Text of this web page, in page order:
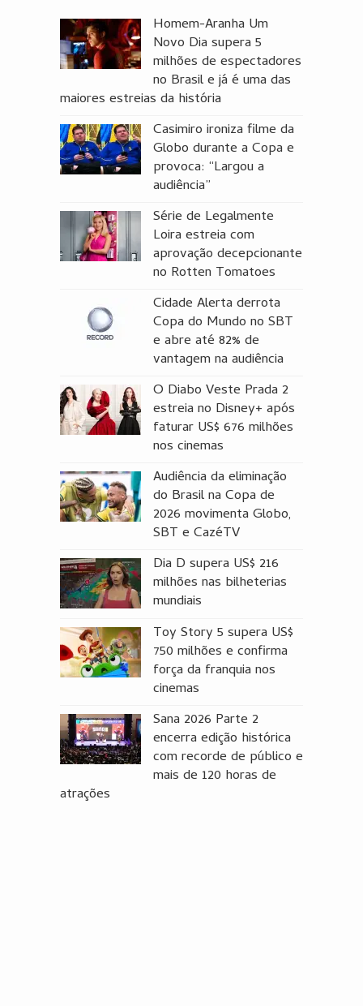
Homem-Aranha Um
Novo Dia supera 5
milhões de espectadores
no Brasil e já é uma das
maiores estreias da história
Casimiro ironiza filme da
Globo durante a Copa e
provoca: “Largou a
audiência”
Série de Legalmente
Loira estreia com
aprovação decepcionante
no Rotten Tomatoes
Cidade Alerta derrota
Copa do Mundo no SBT
e abre até 82% de
vantagem na audiência
O Diabo Veste Prada 2
estreia no Disney+ após
faturar US$ 676 milhões
nos cinemas
Audiência da eliminação
do Brasil na Copa de
2026 movimenta Globo,
SBT e CazéTV
Dia D supera US$ 216
milhões nas bilheterias
mundiais
Toy Story 5 supera US$
750 milhões e confirma
força da franquia nos
cinemas
Sana 2026 Parte 2
encerra edição histórica
com recorde de público e
mais de 120 horas de
atrações